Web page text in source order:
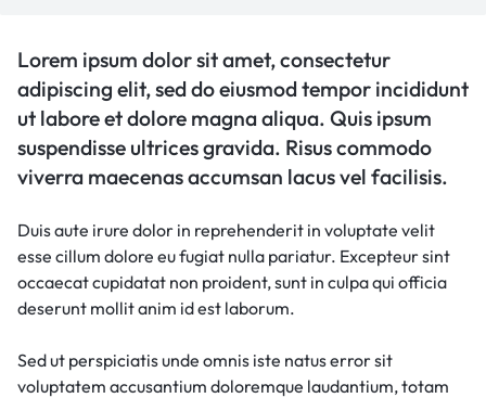
Lorem ipsum dolor sit amet, consectetur
adipiscing elit, sed do eiusmod tempor incididunt
ut labore et dolore magna aliqua. Quis ipsum
suspendisse ultrices gravida. Risus commodo
viverra maecenas accumsan lacus vel facilisis.
Duis aute irure dolor in reprehenderit in voluptate velit
esse cillum dolore eu fugiat nulla pariatur. Excepteur sint
occaecat cupidatat non proident, sunt in culpa qui officia
deserunt mollit anim id est laborum.
Sed ut perspiciatis unde omnis iste natus error sit
voluptatem accusantium doloremque laudantium, totam